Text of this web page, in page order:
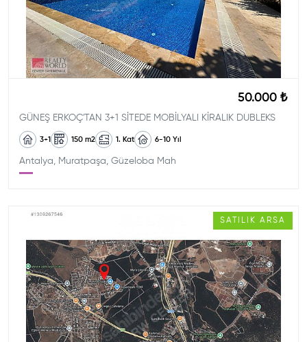
50.000 ₺
GÜNEŞ ERKOÇ'TAN 3+1 SİTEDE MOBİLYALI KİRALIK DUBLEKS
3+1 150 m2 1. Kat 6-10 Yıl
Antalya, Muratpaşa, Güzeloba Mah
SATILIK ARSA